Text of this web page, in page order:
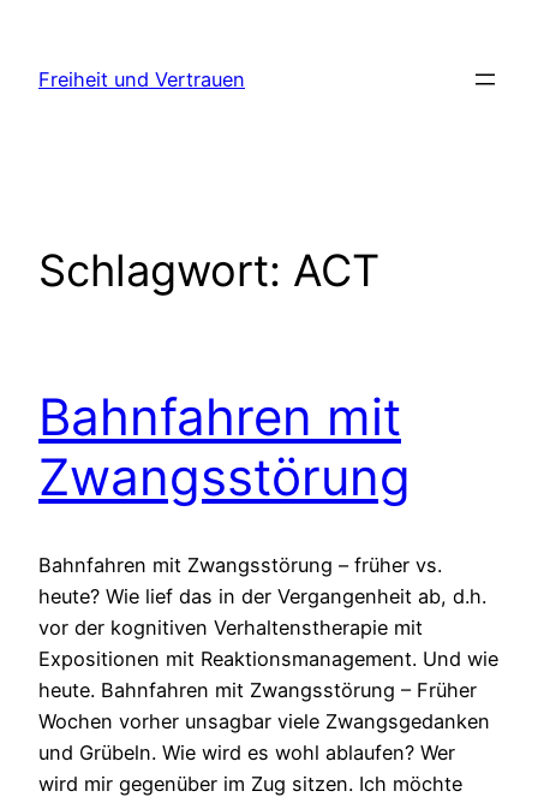
springen
Freiheit und Vertrauen
Schlagwort: ACT
Bahnfahren mit
Zwangsstörung
Bahnfahren mit Zwangsstörung – früher vs.
heute? Wie lief das in der Vergangenheit ab, d.h.
vor der kognitiven Verhaltenstherapie mit
Expositionen mit Reaktionsmanagement. Und wie
heute. Bahnfahren mit Zwangsstörung – Früher
Wochen vorher unsagbar viele Zwangsgedanken
und Grübeln. Wie wird es wohl ablaufen? Wer
wird mir gegenüber im Zug sitzen. Ich möchte